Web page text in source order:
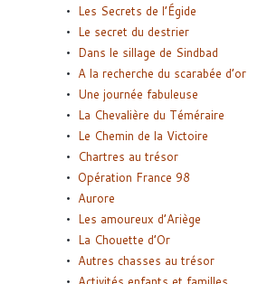
Les Secrets de l’Égide
Le secret du destrier
Dans le sillage de Sindbad
A la recherche du scarabée d’or
Une journée fabuleuse
La Chevalière du Téméraire
Le Chemin de la Victoire
Chartres au trésor
Opération France 98
Aurore
Les amoureux d’Ariège
La Chouette d’Or
Autres chasses au trésor